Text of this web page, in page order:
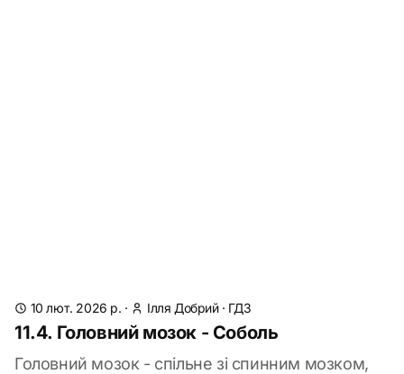
10 лют. 2026 р. · Ілля Добрий· ГДЗ
11.4. Головний мозок - Соболь
Головний мозок - спільне зі спинним мозком,